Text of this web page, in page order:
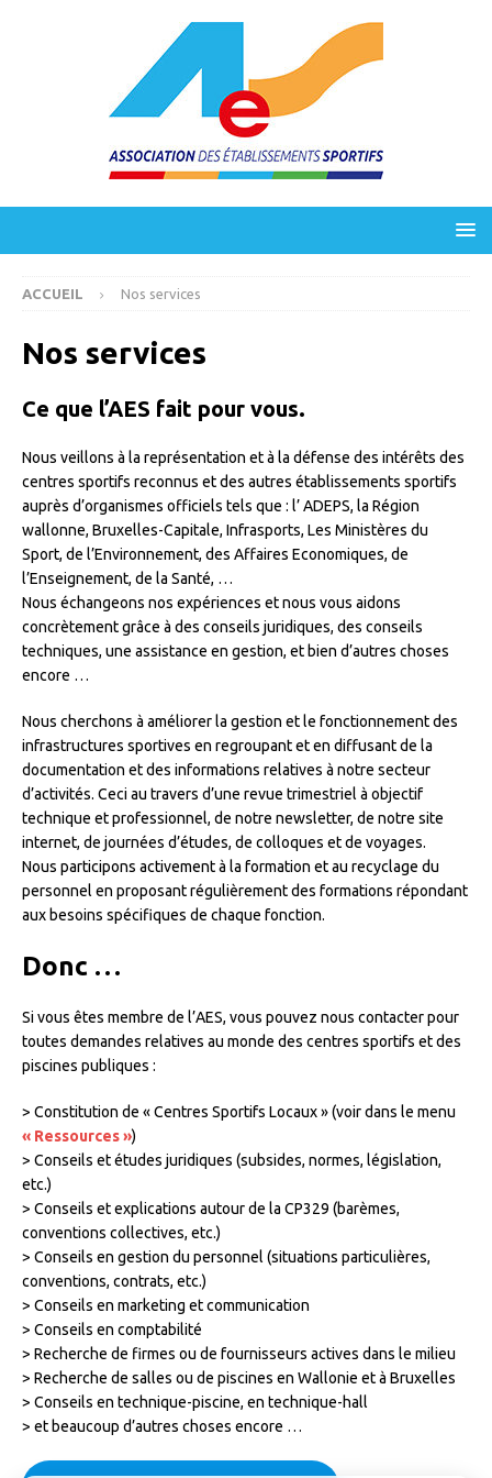
ACCUEIL Nos services
Nos services
Ce que l’AES fait pour vous.
Nous veillons à la représentation et à la défense des intérêts des
centres sportifs reconnus et des autres établissements sportifs
auprès d’organismes officiels tels que : l’ ADEPS, la Région
wallonne, Bruxelles-Capitale, Infrasports, Les Ministères du
Sport, de l’Environnement, des Affaires Economiques, de
l’Enseignement, de la Santé, …
Nous échangeons nos expériences et nous vous aidons
concrètement grâce à des conseils juridiques, des conseils
techniques, une assistance en gestion, et bien d’autres choses
encore …
Nous cherchons à améliorer la gestion et le fonctionnement des
infrastructures sportives en regroupant et en diffusant de la
documentation et des informations relatives à notre secteur
d’activités. Ceci au travers d’une revue trimestriel à objectif
technique et professionnel, de notre newsletter, de notre site
internet, de journées d’études, de colloques et de voyages.
Nous participons activement à la formation et au recyclage du
personnel en proposant régulièrement des formations répondant
aux besoins spécifiques de chaque fonction.
Donc …
Si vous êtes membre de l’AES, vous pouvez nous contacter pour
toutes demandes relatives au monde des centres sportifs et des
piscines publiques :
> Constitution de « Centres Sportifs Locaux » (voir dans le menu
« Ressources »)
> Conseils et études juridiques (subsides, normes, législation,
etc.)
> Conseils et explications autour de la CP329 (barèmes,
conventions collectives, etc.)
> Conseils en gestion du personnel (situations particulières,
conventions, contrats, etc.)
> Conseils en marketing et communication
> Conseils en comptabilité
> Recherche de firmes ou de fournisseurs actives dans le milieu
> Recherche de salles ou de piscines en Wallonie et à Bruxelles
> Conseils en technique-piscine, en technique-hall
> et beaucoup d’autres choses encore …